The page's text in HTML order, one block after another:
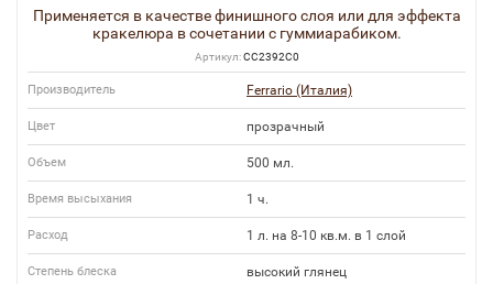
Применяется в качестве финишного слоя или для эффекта
кракелюра в сочетании с гуммиарабиком.
Артикул:СС2392С0
Производитель Ferrario (Италия)
Цвет прозрачный
Объем 500 мл.
Время высыхания 1 ч.
Расход 1 л. на 8-10 кв.м. в 1 слой
Степень блеска высокий глянец